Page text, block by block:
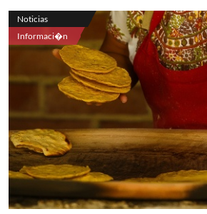
Noticias
Informaci�n